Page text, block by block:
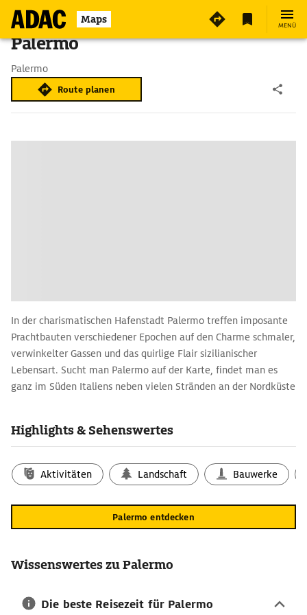
Maps MENÜ
Palermo
Palermo
Route planen
In der charismatischen Hafenstadt Palermo treffen imposante
Prachtbauten verschiedener Epochen auf den Charme schmaler,
verwinkelter Gassen und das quirlige Flair sizilianischer
Lebensart. Sucht man Palermo auf der Karte, findet man es
ganz im Süden Italiens neben vielen Stränden an der Nordküste
Palermo-Tipps für Kulturbegeisterte
Die sizilianische Hauptstadt ist berühmt für eine prachtvolle
Architektur, elegante Piazzas und Palazzos, Kirchen, Museen
und herrliche Mosaike. Ein Großteil der Sehenswürdigkeiten
lässt sich entspannt bei einem Spaziergang durch die Altstadt
entdecken. Für Kunst-Fans ein echtes Highlight ist außerdem
Stadtviertel westlich des Stadtkerns mit mehr als 6.000 m²
Laut, quirlig, authentisch: Palermos Märkte
Highlights & Sehenswertes
Aktivitäten Landschaft Bauwerke
Palermo entdecken
Wissenswertes zu Palermo
Die beste Reisezeit für Palermo